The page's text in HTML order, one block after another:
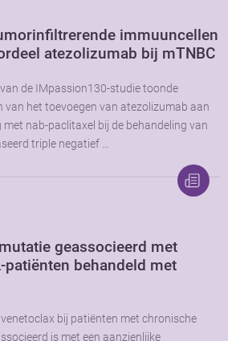
immuuncellen
atezolizumab bij mTNBC
de IMpassion130-studie toonde
van het toevoegen van atezolizumab aan
nab-paclitaxel bij de behandeling van
triple negatief …
geassocieerd met
patiënten behandeld met
bij patiënten met chronische
is met een aanzienlijke